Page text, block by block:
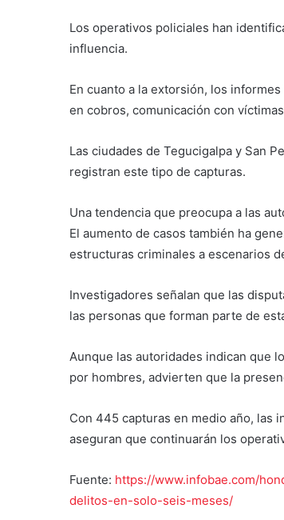
Los operativos policiales han
influencia.
En cuanto a la extorsión, los
en cobros, comunicación con
Las ciudades de Tegucigalpa y San
registran este tipo de capturas.
Una tendencia que preocupa a las
El aumento de casos también ha
estructuras criminales a escenarios
Investigadores señalan que las
las personas que forman parte de
Aunque las autoridades indican que
por hombres, advierten que la
Con 445 capturas en medio año, las
aseguran que continuarán los
Fuente: https://www.infobae.com/
delitos-en-solo-seis-meses/